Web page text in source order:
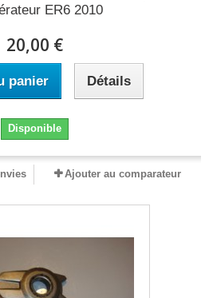
ER6 2010
20,00 €
panier Détails
Disponible
Ajouter au comparateur